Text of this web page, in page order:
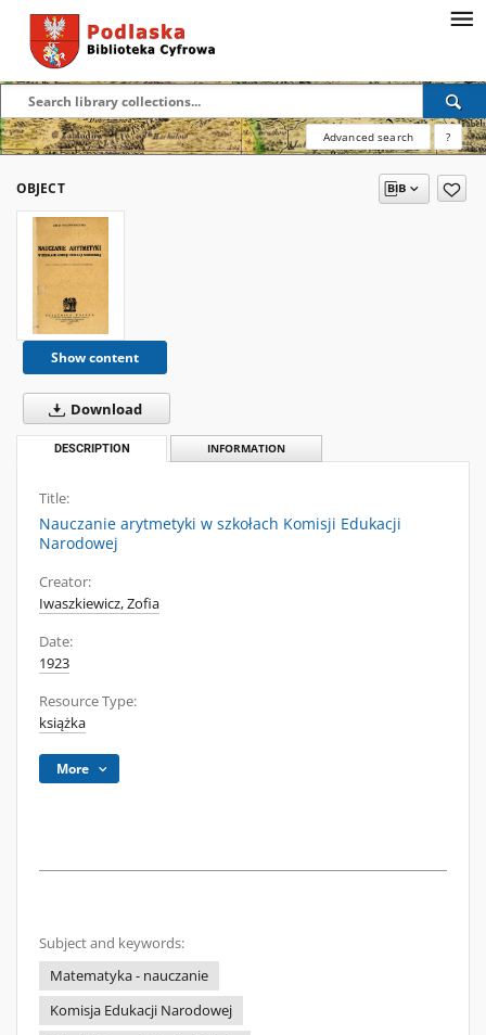
Advanced search ?
OBJECT
Show content
Download
DESCRIPTION INFORMATION
Title:
Nauczanie arytmetyki w szkołach Komisji Edukacji
Narodowej
Creator:
Iwaszkiewicz, Zofia
Date:
1923
Resource Type:
książka
More
Subject and keywords:
Matematyka - nauczanie
Komisja Edukacji Narodowej